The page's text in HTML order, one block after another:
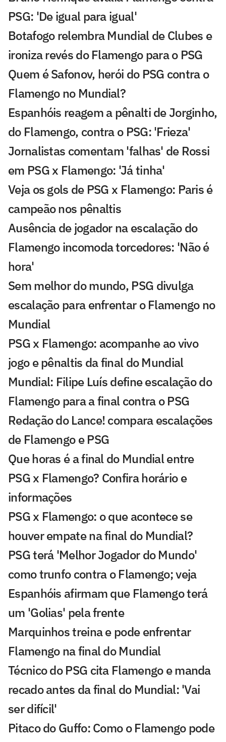
PSG: 'De igual para igual'
Botafogo relembra Mundial de Clubes e
ironiza revés do Flamengo para o PSG
Quem é Safonov, herói do PSG contra o
Flamengo no Mundial?
Espanhóis reagem a pênalti de Jorginho,
do Flamengo, contra o PSG: 'Frieza'
Jornalistas comentam 'falhas' de Rossi
em PSG x Flamengo: 'Já tinha'
Veja os gols de PSG x Flamengo: Paris é
campeão nos pênaltis
Ausência de jogador na escalação do
Flamengo incomoda torcedores: 'Não é
hora'
Sem melhor do mundo, PSG divulga
escalação para enfrentar o Flamengo no
Mundial
PSG x Flamengo: acompanhe ao vivo
jogo e pênaltis da final do Mundial
Mundial: Filipe Luís define escalação do
Flamengo para a final contra o PSG
Redação do Lance! compara escalações
de Flamengo e PSG
Que horas é a final do Mundial entre
PSG x Flamengo? Confira horário e
informações
PSG x Flamengo: o que acontece se
houver empate na final do Mundial?
PSG terá 'Melhor Jogador do Mundo'
como trunfo contra o Flamengo; veja
Espanhóis afirmam que Flamengo terá
um 'Golias' pela frente
Marquinhos treina e pode enfrentar
Flamengo na final do Mundial
Técnico do PSG cita Flamengo e manda
recado antes da final do Mundial: 'Vai
ser difícil'
Pitaco do Guffo: Como o Flamengo pode